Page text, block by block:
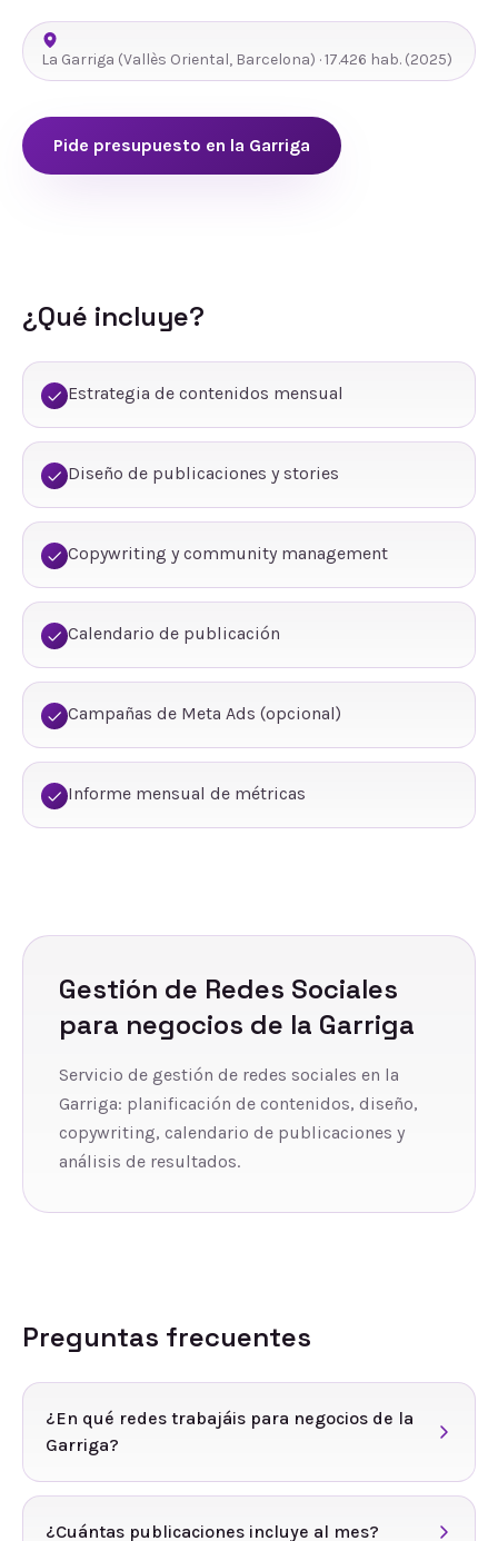
La Garriga (Vallès Oriental, Barcelona) ·17.426 hab. (2025)
Pide presupuesto en la Garriga
¿Qué incluye?
Estrategia de contenidos mensual
Diseño de publicaciones y stories
Copywriting y community management
Calendario de publicación
Campañas de Meta Ads (opcional)
Informe mensual de métricas
Gestión de Redes Sociales
para negocios de la Garriga
Servicio de gestión de redes sociales en la
Garriga: planificación de contenidos, diseño,
copywriting, calendario de publicaciones y
análisis de resultados.
Preguntas frecuentes
¿En qué redes trabajáis para negocios de la
Garriga?
¿Cuántas publicaciones incluye al mes?